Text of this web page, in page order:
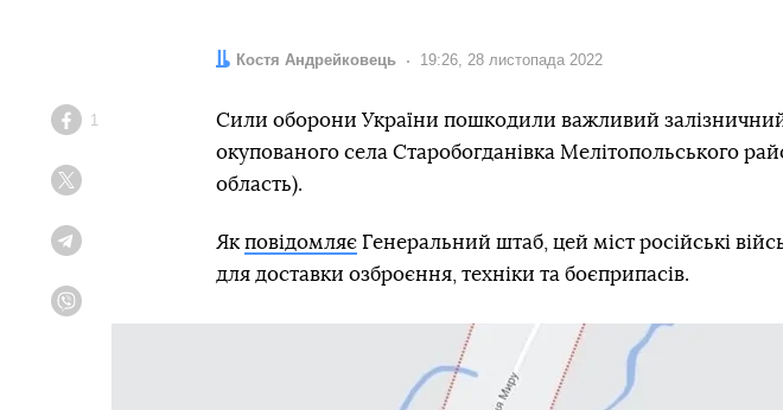
Автор:
Костя Андрейковець Дата:
19:26, 28 листопада 2022
Facebook
1
Сили оборони України пошкодили важливий залізничний
окупованого села Старобогданівка Мелітопольського
область).
Як повідомляє Генеральний штаб, цей міст російські
для доставки озброєння, техніки та боєприпасів.